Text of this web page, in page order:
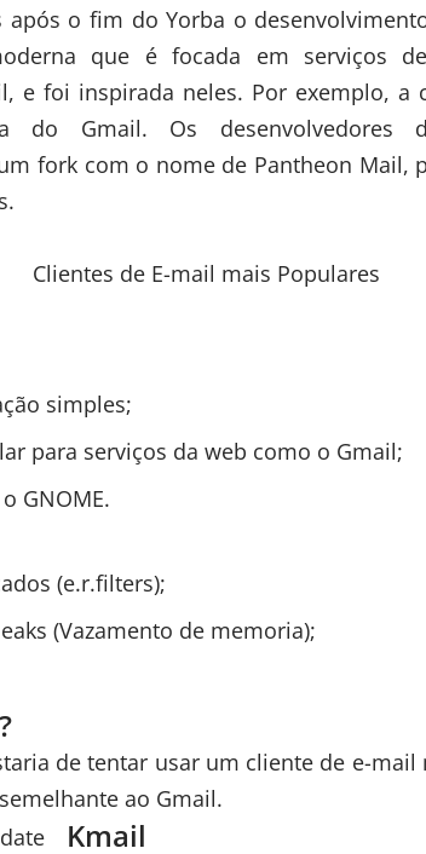
após o fim do Yorba o
que é focada em serviços
e foi inspirada neles. Por exemplo, a
do Gmail. Os desenvolvedores
fork com o nome de Pantheon Mail,
simples;
para serviços da web como o Gmail;
GNOME.
(e.r.filters);
(Vazamento de memoria);
de tentar usar um cliente de e-mail
ao Gmail.
Kmail